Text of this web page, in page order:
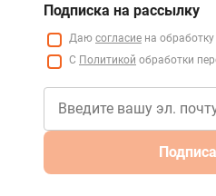
Подписка на рассылку
Даю согласие на
С Политикой обработки